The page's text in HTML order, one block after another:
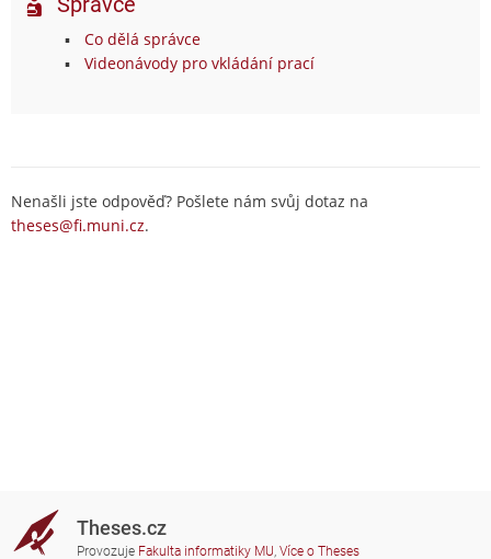
Co dělá správce
Videonávody pro vkládání prací
Nenašli jste odpověď? Pošlete nám svůj dotaz na
theses@fi.muni.cz.
Theses.cz
Provozuje Fakulta informatiky MU, Více o Theses